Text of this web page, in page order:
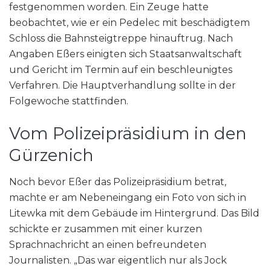
festgenommen worden. Ein Zeuge hatte
beobachtet, wie er ein Pedelec mit beschädigtem
Schloss die Bahnsteigtreppe hinauftrug. Nach
Angaben Eßers einigten sich Staatsanwaltschaft
und Gericht im Termin auf ein beschleunigtes
Verfahren. Die Hauptverhandlung sollte in der
Folgewoche stattfinden.
Vom Polizeipräsidium in den
Gürzenich
Noch bevor Eßer das Polizeipräsidium betrat,
machte er am Nebeneingang ein Foto von sich in
Litewka mit dem Gebäude im Hintergrund. Das Bild
schickte er zusammen mit einer kurzen
Sprachnachricht an einen befreundeten
Journalisten. „Das war eigentlich nur als Jock